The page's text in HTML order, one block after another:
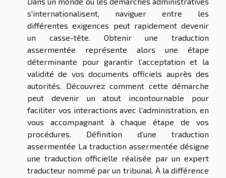
s'internationalisent, naviguer entre les
différentes exigences peut rapidement devenir
un casse-tête. Obtenir une traduction
assermentée représente alors une étape
déterminante pour garantir l’acceptation et la
validité de vos documents officiels auprès des
autorités. Découvrez comment cette démarche
peut devenir un atout incontournable pour
faciliter vos interactions avec l’administration, en
vous accompagnant à chaque étape de vos
procédures. Définition d’une traduction
assermentée La traduction assermentée désigne
une traduction officielle réalisée par un expert
traducteur nommé par un tribunal. À la différence